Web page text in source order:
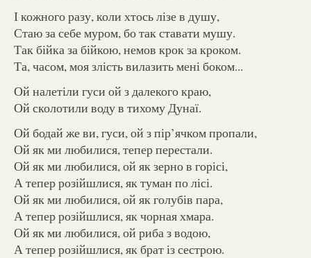
І кожного разу, коли хтось лізе в душу,
Стаю за себе муром, бо так ставати мушу.
Так бійка за бійкою, немов крок за кроком.
Та, часом, моя злість вилазить мені боком...
Ой налетіли гуси ой з далекого краю,
Ой сколотили воду в тихому Дунаї.
Ой бодай же ви, гуси, ой з пір’ячком пропали,
Ой як ми любилися, тепер перестали.
Ой як ми любилися, ой як зерно в горісі,
А тепер розійшлися, як туман по лісі.
Ой як ми любилися, ой як голубів пара,
А тепер розійшлися, як чорная хмара.
Ой як ми любилися, ой риба з водою,
А тепер розійшлися, як брат із сестрою.